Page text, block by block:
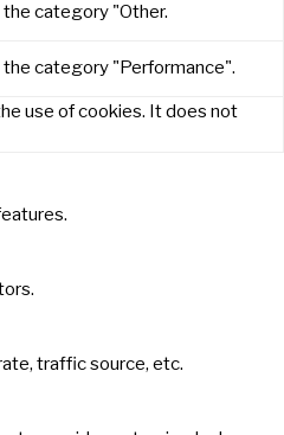
category "Other.
the category "Performance".
use of cookies. It does not
traffic source, etc.